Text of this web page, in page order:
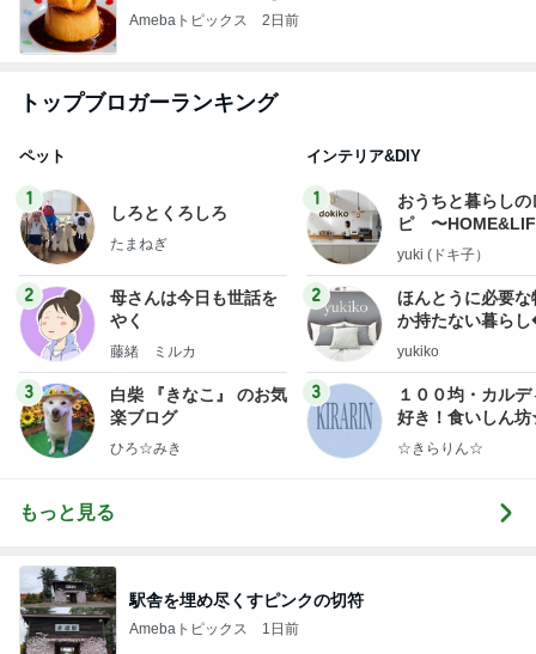
Amebaトピックス 2日前
トップブロガーランキング
ペット
1
しろとくろしろ
たまねぎ
2
母さんは今日も世話を
やく
藤緒 ミルカ
3
白柴 『きなこ』 のお気
楽ブログ
ひろ☆みき
インテリア&DIY
1
おうちと暮らしの
ピ 〜
yuki (ドキ子）
2
ほんとうに必要な
か持たない暮ら
ep Life Simple◆
yukiko
3
１００均・カルデ
好き！食いしん
らりん☆のブログ
☆きらりん☆
もっと見る
駅舎を埋め尽くすピンクの切符
Amebaトピックス 1日前